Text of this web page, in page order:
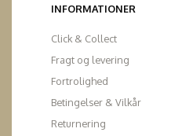
INFORMATIONER
Click & Collect
Fragt og levering
Fortrolighed
Betingelser & Vilkår
Returnering